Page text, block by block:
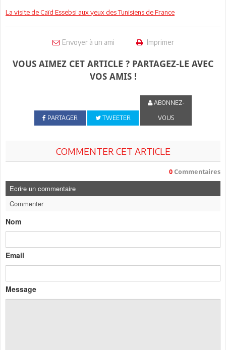
La visite de Caïd Essebsi aux yeux des Tunisiens de France
Envoyer à un ami Imprimer
VOUS AIMEZ CET ARTICLE ? PARTAGEZ-LE AVEC
VOS AMIS !
PARTAGER TWEETER
ABONNEZ-
VOUS
COMMENTER CET ARTICLE
0 Commentaires
Ecrire un commentaire
Commenter
Nom
Email
Message